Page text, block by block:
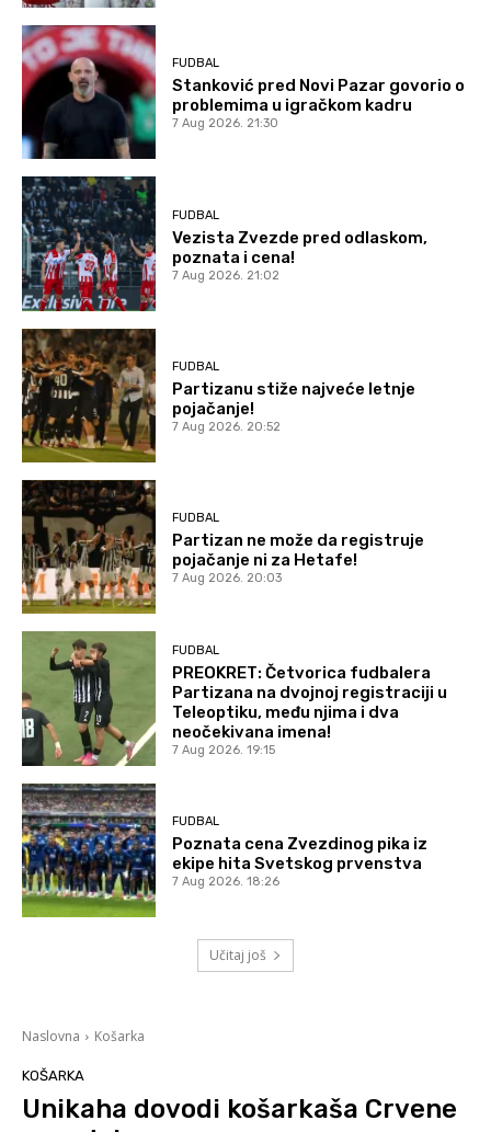
FUDBAL
Stanković pred Novi Pazar govorio o
problemima u igračkom kadru
7 Aug 2026. 21:30
FUDBAL
Vezista Zvezde pred odlaskom,
poznata i cena!
7 Aug 2026. 21:02
FUDBAL
Partizanu stiže najveće letnje
pojačanje!
7 Aug 2026. 20:52
FUDBAL
Partizan ne može da registruje
pojačanje ni za Hetafe!
7 Aug 2026. 20:03
FUDBAL
PREOKRET: Četvorica fudbalera
Partizana na dvojnoj registraciji u
Teleoptiku, među njima i dva
neočekivana imena!
7 Aug 2026. 19:15
FUDBAL
Poznata cena Zvezdinog pika iz
ekipe hita Svetskog prvenstva
7 Aug 2026. 18:26
Učitaj još